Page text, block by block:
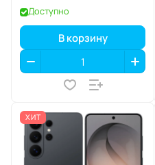
Доступно
В корзину
ХИТ